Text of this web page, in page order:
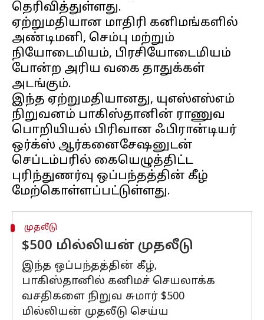
தெரிவித்துள்ளது.
ஏற்றுமதியான மாதிரி கனிமங்களில்
அண்டிமனி, செம்பு மற்றும்
நியோடைமியம், பிரசியோடைமியம்
போன்ற அரிய வகை தாதுக்கள்
அடங்கும்.
இந்த ஏற்றுமதியானது, யுஎஸ்எஸ்எம்
நிறுவனம் பாகிஸ்தானின் ராணுவ
பொறியியல் பிரிவான ஃபிரான்டியர்
ஒர்க்ஸ் ஆர்கனைசேஷனுடன்
செப்டம்பரில் கையெழுத்திட்ட
புரிந்துணர்வு ஒப்பந்தத்தின் கீழ்
முதலீடு
$500 மில்லியன் முதலீடு
இந்த ஒப்பந்தத்தின் கீழ்,
பாகிஸ்தானில் கனிமச் செயலாக்க
வசதிகளை நிறுவ சுமார் $500
மில்லியன் முதலீடு செய்ய